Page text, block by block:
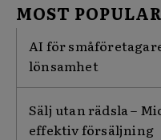
MOST POPULAR
AI för
lönsamhet
Sälj utan rädsla –
effektiv försäljning